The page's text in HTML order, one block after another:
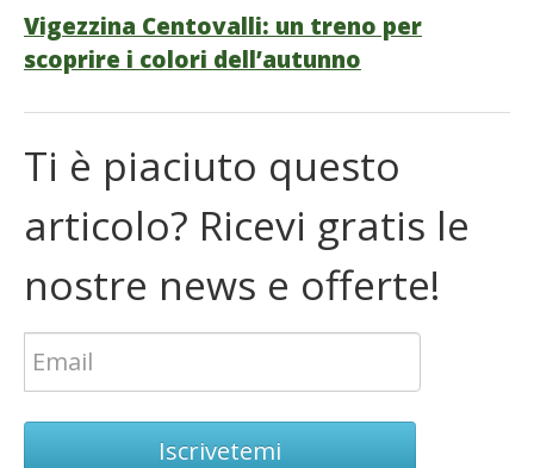
Vigezzina Centovalli: un treno per
scoprire i colori dell’autunno
Ti è piaciuto questo
articolo? Ricevi gratis le
nostre news e offerte!
Iscrivetemi